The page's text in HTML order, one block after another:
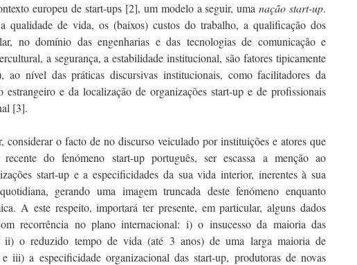
europeu de start-ups [2], um modelo a seguir, umanação start-up.
qualidade de vida, os (baixos) custos do trabalho, a qualificação dos
no domínio das engenharias e das tecnologias de comunicação e
a segurança, a estabilidade institucional, são fatores tipicamente
ao nível das práticas discursivas institucionais, como facilitadores da
estrangeiro e da localização de organizações start-up e de profissionais
[3].
considerar o facto de no discurso veiculado por instituições e atores que
recente do fenómeno start-up português, ser escassa a menção ao
start-up e a especificidades da sua vida interior, inerentes à sua
gerando uma imagem truncada deste fenómeno enquanto
A este respeito, importará ter presente, em particular, alguns dados
recorrência no plano internacional: i) o insucesso da maioria das
ii) o reduzido tempo de vida (até 3 anos) de uma larga maioria de
iii) a especificidade organizacional das start-up, produtoras de novas